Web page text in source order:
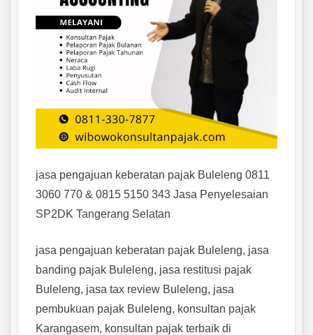
jasa pengajuan keberatan pajak Buleleng 0811
3060 770 & 0815 5150 343 Jasa Penyelesaian
SP2DK Tangerang Selatan
jasa pengajuan keberatan pajak Buleleng, jasa
banding pajak Buleleng, jasa restitusi pajak
Buleleng, jasa tax review Buleleng, jasa
pembukuan pajak Buleleng, konsultan pajak
Karangasem, konsultan pajak terbaik di